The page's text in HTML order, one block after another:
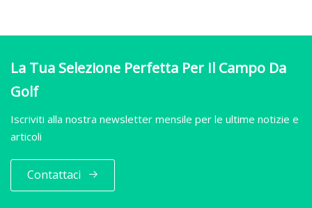
La Tua Selezione Perfetta Per Il Campo Da
Golf
Iscriviti alla nostra newsletter mensile per le ultime notizie e
articoli
Contattaci